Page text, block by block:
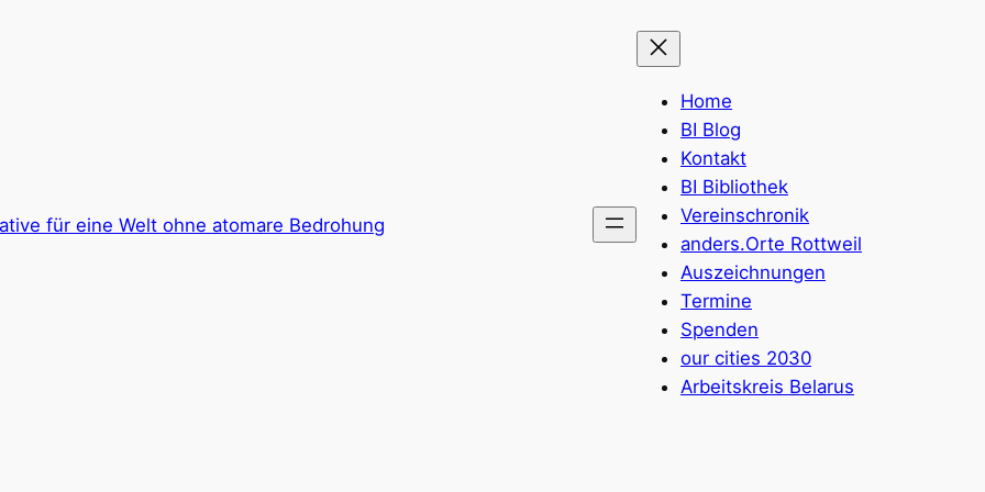
für eine Welt ohne atomare Bedrohung
Home
BI Blog
Kontakt
BI Bibliothek
Vereinschronik
anders.Orte Rottweil
Auszeichnungen
Termine
Spenden
our cities 2030
Arbeitskreis Belarus